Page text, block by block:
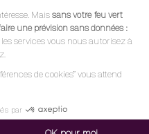
Instagram
parAlastaet